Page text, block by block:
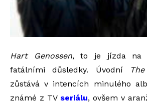
Hart Genossen, to je jízda na
fatálními důsledky. Úvodní
zůstává v intencích minulého
známé z TV seriálu, ovšem v